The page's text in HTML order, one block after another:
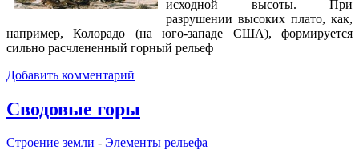
исходной высоты. При
разрушении высоких плато, как,
например, Колорадо (на юго-западе США), формируется
сильно расчлененный горный рельеф
Добавить комментарий
Сводовые горы
Строение земли - Элементы рельефа